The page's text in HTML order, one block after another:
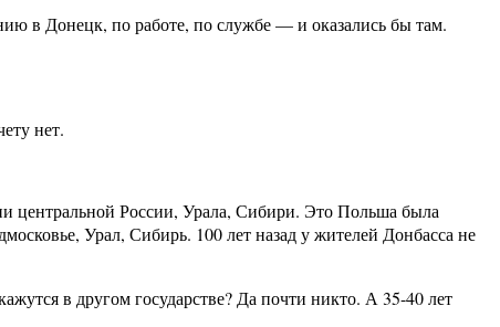
в Донецк, по работе, по службе — и оказались бы там.
нет.
центральной России, Урала, Сибири. Это Польша была
Урал, Сибирь. 100 лет назад у жителей Донбасса не
в другом государстве? Да почти никто. А 35-40 лет